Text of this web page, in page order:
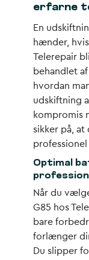
erfarne
En
hænder,
Telerepair
behandlet
hvordan
udskiftning
kompromis
sikker på,
Optimal
Når du
G85 hos
bare
forlænger
Du slipper